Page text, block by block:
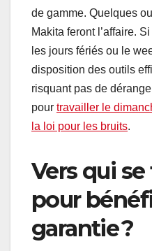
de gamme. Quelques
Makita feront l’affaire.
les jours fériés ou le
disposition des outils
risquant pas de
pour travailler le
la loi pour les bruits.
Vers qui
pour
garantie ?